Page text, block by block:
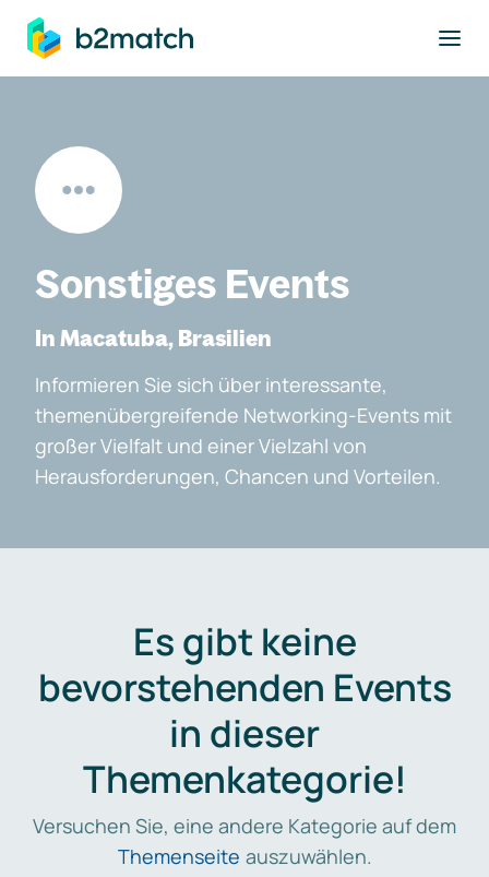
springen
Sonstiges Events
In Macatuba, Brasilien
Informieren Sie sich über interessante,
themenübergreifende Networking-Events mit
großer Vielfalt und einer Vielzahl von
Herausforderungen, Chancen und Vorteilen.
Es gibt keine
bevorstehenden Events
in dieser
Themenkategorie!
Versuchen Sie, eine andere Kategorie auf dem
Themenseite auszuwählen.